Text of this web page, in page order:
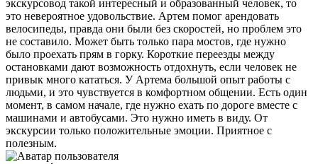
экскурсовод такой интересный и образованный человек, то
это невероятное удовольствие. Артем помог арендовать
велосипеды, правда они были без скоростей, но проблем это
не составило. Может быть только пара мостов, где нужно
было проехать прям в горку. Короткие переезды между
остановками дают возможность отдохнуть, если человек не
привык много кататься. У Артема большой опыт работы с
людьми, и это чувствуется в комфортном общении. Есть один
момент, в самом начале, где нужно ехать по дороге вместе с
машинами и автобусами. Это нужно иметь в виду. От
экскурсии только положительные эмоции. Приятное с
полезным.